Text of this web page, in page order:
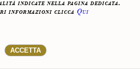
indicate nella pagina dedicata.
informazioni clicca Qui